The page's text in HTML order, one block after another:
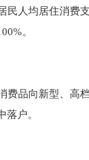
人均居住消费
。
品向新型、高
落户。